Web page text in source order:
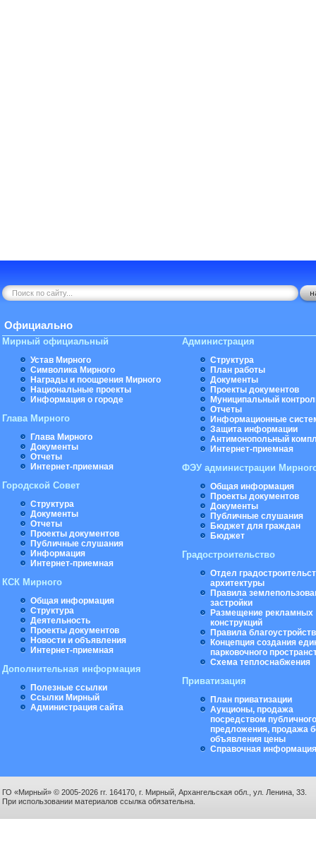
Официально
Мирный официальный
Устав Мирного
Символика Мирного
Награды и поощрения Мирного
Национальные проекты
Информация о городе
Глава Мирного
Глава Мирного
Документы
Отчеты
Интернет-приемная
Городской Совет
Структура
Документы
Отчеты
Проекты документов
Публичные слушания
Информация
Интернет-приемная
КСК Мирного
Общая информация
Структура
Деятельность
Проекты документов
Новости и объявления
Интернет-приемная
Дополнительная информация
Полезные ссылки
Ссылки Мирный
Администрация сайта
Администрация
Структура
План работы
Документы
Проекты документов
Муниципальный
Отчеты
Информационные
Защита информации
Антимонопольный
Интернет-приемная
ФЭУ администрации
Общая информация
Проекты документов
Документы
Публичные слушания
Бюджет для граждан
Бюджет
Градостроительство
Отдел
архитектуры
Правила
застройки
Размещение рекламных
конструкций
Правила
Концепция создания
парковочного
Схема теплоснабжения
Приватизация
План приватизации
Аукционы, продажа
посредством публичного
предложения, продажа
объявления цены
Справочная информация
ГО «Мирный» © 2005-2026 гг. 164170, г. Мирный, Архангельская обл., ул. Ленина, 33.
При использовании материалов ссылка обязательна.